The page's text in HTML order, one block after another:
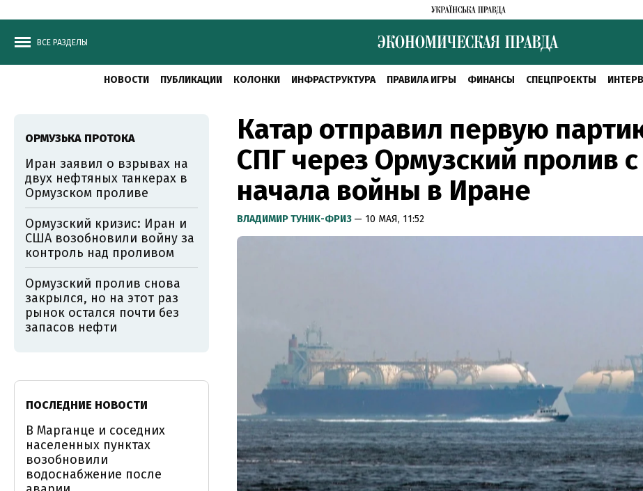
ВСЕ РАЗДЕЛЫ
НОВОСТИ ПУБЛИКАЦИИ КОЛОНКИ ИНФРАСТРУКТУРА ПРАВИЛА ИГРЫ ФИНАНСЫ СПЕЦПРОЕКТЫ
Катар отправил первую
СПГ через Ормузский пролив с
начала войны в Иране
ВЛАДИМИР ТУНИК-ФРИЗ — 10 МАЯ, 11:52
ОРМУЗЬКА ПРОТОКА
Иран заявил о взрывах на
двух нефтяных танкерах в
Ормузском проливе
Ормузский кризис: Иран и
США возобновили войну за
контроль над проливом
Ормузский пролив снова
закрылся, но на этот раз
рынок остался почти без
запасов нефти
ПОСЛЕДНИЕ НОВОСТИ
В Марганце и соседних
населенных пунктах
возобновили
водоснабжение после